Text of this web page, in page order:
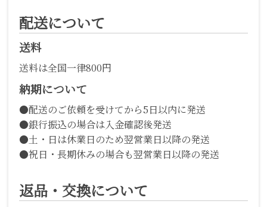
配送について
送料
送料は全国一律800円
納期について
●配送のご依頼を受けてから5日以内に発送
●銀行振込の場合は入金確認後発送
●土・日は休業日のため翌営業日以降の発送
●祝日・長期休みの場合も翌営業日以降の発送
返品・交換について